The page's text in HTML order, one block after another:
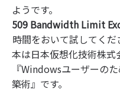
ようです。
509 Bandwidth Limit
時間をおいて試してくだ
本は日本仮想化技術株式
『Windowsユーザーの
築術』です。